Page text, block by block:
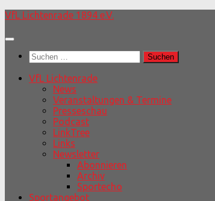
Unter
Inhalt
VfL Lichtenrade 1894 e.V.
Suchen
nach:
VfL Lichtenrade
News
Veranstaltungen & Termine
Presseschau
Podcast
LinkTree
Links
Newsletter
Abonnieren
Archiv
Sportecho
Sportangebot